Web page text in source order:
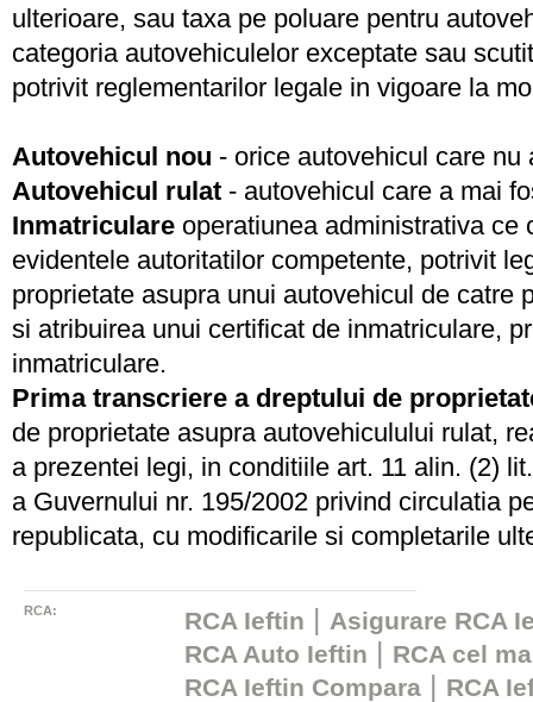
ulterioare, sau taxa pe poluare pentru
categoria autovehiculelor exceptate sau
potrivit reglementarilor legale in vigoare la
Autovehicul nou - orice autovehicul care
Autovehicul rulat - autovehicul care a mai
Inmatriculare operatiunea administrativa ce
evidentele autoritatilor competente, potrivit
proprietate asupra unui autovehicul de catre
si atribuirea unui certificat de inmatriculare,
inmatriculare.
Prima transcriere a dreptului de
de proprietate asupra autovehiculului rulat,
a prezentei legi, in conditiile art. 11 alin. (2)
a Guvernului nr. 195/2002 privind circulatia
republicata, cu modificarile si completarile
RCA: RCA Ieftin
Asigurare RCA
RCA Auto Ieftin
RCA cel
RCA Ieftin Compara
RCA